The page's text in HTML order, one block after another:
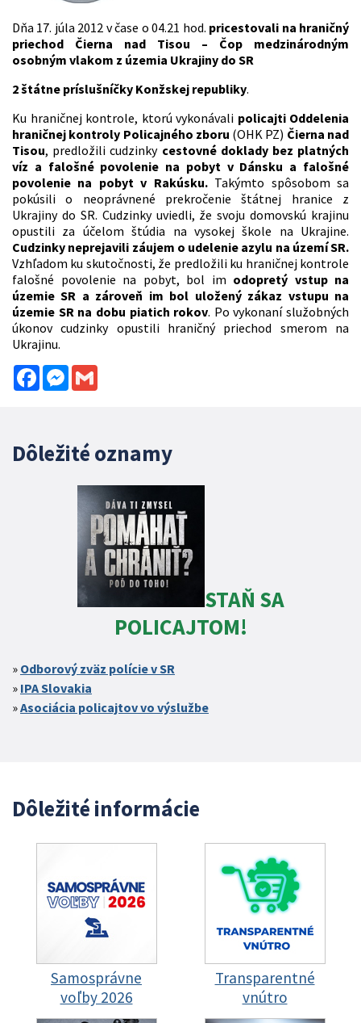
Dňa 17. júla 2012 v čase o 04.21 hod. pricestovali na hraničný
priechod Čierna nad Tisou – Čop medzinárodným
osobným vlakom z územia Ukrajiny do SR
2 štátne príslušníčky Konžskej republiky.
Ku hraničnej kontrole, ktorú vykonávali policajti Oddelenia
hraničnej kontroly Policajného zboru (OHK PZ) Čierna nad
Tisou, predložili cudzinky cestovné doklady bez platných
víz a falošné povolenie na pobyt v Dánsku a falošné
povolenie na pobyt v Rakúsku.Takýmto spôsobom sa
pokúsili o neoprávnené prekročenie štátnej hranice z
Ukrajiny do SR. Cudzinky uviedli, že svoju domovskú krajinu
opustili za účelom štúdia na vysokej škole na Ukrajine.
Cudzinky neprejavili záujem o udelenie azylu na území SR.
Vzhľadom ku skutočnosti, že predložili ku hraničnej kontrole
falošné povolenie na pobyt, bol im odopretý vstup na
územie SR a zároveň im bol uložený zákaz vstupu na
územie SR na dobu piatich rokov. Po vykonaní služobných
úkonov cudzinky opustili hraničný priechod smerom na
Ukrajinu.
FacebookMessenger
Dôležité oznamy
STAŇ SA
POLICAJTOM!
Odborový zväz polície v SR
IPA Slovakia
Asociácia policajtov vo výslužbe
Dôležité informácie
Samosprávne
voľby 2026
Transparentné
vnútro